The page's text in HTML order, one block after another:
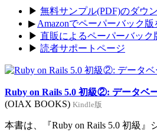
▶ 無料サンプル(PDF)のダウ
▶ Amazonでペーパーバック版
▶ 直販によるペーパーバック
▶ 読者サポートページ
Ruby on Rails 5.0 初級②: データベ
(OIAX BOOKS) Kindle版
本書は、『Ruby on Rails 5.0 初級